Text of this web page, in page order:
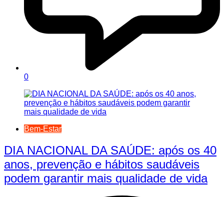
0
Bem-Estar
DIA NACIONAL DA SAÚDE: após os 40
anos, prevenção e hábitos saudáveis
podem garantir mais qualidade de vida